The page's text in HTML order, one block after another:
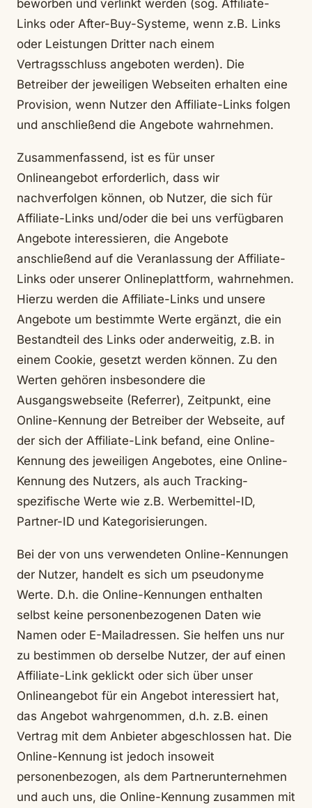
beworben und verlinkt werden (sog. Affiliate-
Links oder After-Buy-Systeme, wenn z.B. Links
oder Leistungen Dritter nach einem
Vertragsschluss angeboten werden). Die
Betreiber der jeweiligen Webseiten erhalten eine
Provision, wenn Nutzer den Affiliate-Links folgen
und anschließend die Angebote wahrnehmen.
Zusammenfassend, ist es für unser
Onlineangebot erforderlich, dass wir
nachverfolgen können, ob Nutzer, die sich für
Affiliate-Links und/oder die bei uns verfügbaren
Angebote interessieren, die Angebote
anschließend auf die Veranlassung der Affiliate-
Links oder unserer Onlineplattform, wahrnehmen.
Hierzu werden die Affiliate-Links und unsere
Angebote um bestimmte Werte ergänzt, die ein
Bestandteil des Links oder anderweitig, z.B. in
einem Cookie, gesetzt werden können. Zu den
Werten gehören insbesondere die
Ausgangswebseite (Referrer), Zeitpunkt, eine
Online-Kennung der Betreiber der Webseite, auf
der sich der Affiliate-Link befand, eine Online-
Kennung des jeweiligen Angebotes, eine Online-
Kennung des Nutzers, als auch Tracking-
spezifische Werte wie z.B. Werbemittel-ID,
Partner-ID und Kategorisierungen.
Bei der von uns verwendeten Online-Kennungen
der Nutzer, handelt es sich um pseudonyme
Werte. D.h. die Online-Kennungen enthalten
selbst keine personenbezogenen Daten wie
Namen oder E-Mailadressen. Sie helfen uns nur
zu bestimmen ob derselbe Nutzer, der auf einen
Affiliate-Link geklickt oder sich über unser
Onlineangebot für ein Angebot interessiert hat,
das Angebot wahrgenommen, d.h. z.B. einen
Vertrag mit dem Anbieter abgeschlossen hat. Die
Online-Kennung ist jedoch insoweit
personenbezogen, als dem Partnerunternehmen
und auch uns, die Online-Kennung zusammen mit